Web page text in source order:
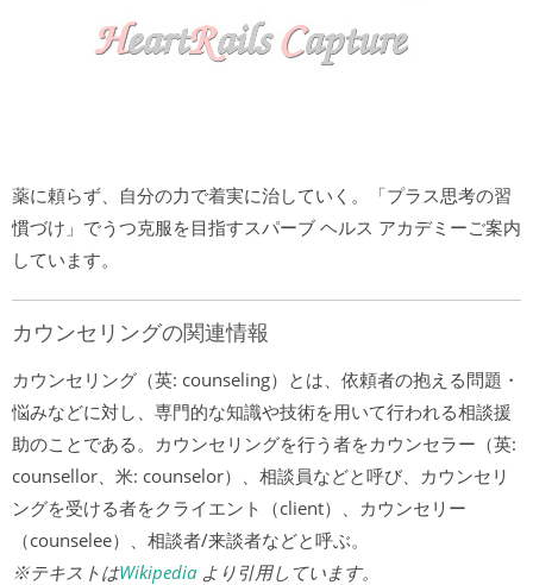
薬に頼らず、自分の力で着実に治していく。「プラス思考の習
慣づけ」でうつ克服を目指すスパーブ ヘルス アカデミーご案内
しています。
カウンセリングの関連情報
カウンセリング（英: counseling）とは、依頼者の抱える問題・
悩みなどに対し、専門的な知識や技術を用いて行われる相談援
助のことである。カウンセリングを行う者をカウンセラー（英:
counsellor、米: counselor）、相談員などと呼び、カウンセリ
ングを受ける者をクライエント（client）、カウンセリー
（counselee）、相談者/来談者などと呼ぶ。
※テキストはWikipedia より引用しています。